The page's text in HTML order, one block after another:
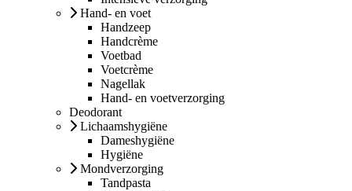
Hand- en voet
Handzeep
Handcrème
Voetbad
Voetcrème
Nagellak
Hand- en voetverzorging
Deodorant
Lichaamshygiëne
Dameshygiëne
Hygiëne
Mondverzorging
Tandpasta